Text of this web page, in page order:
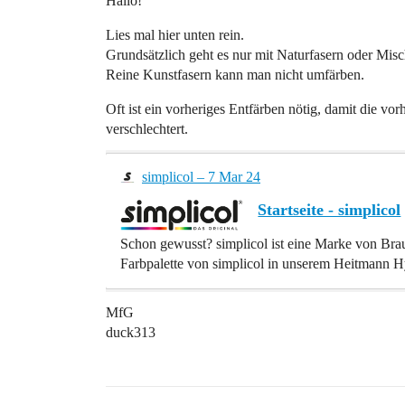
Lies mal hier unten rein.
Grundsätzlich geht es nur mit Naturfasern oder
Reine Kunstfasern kann man nicht umfärben.
Oft ist ein vorheriges Entfärben nötig, damit die
verschlechtert.
simplicol – 7 Mar 24
Startseite - simplicol
Schon gewusst? simplicol ist eine Marke von
Farbpalette von simplicol in unserem Heitmann
MfG
duck313